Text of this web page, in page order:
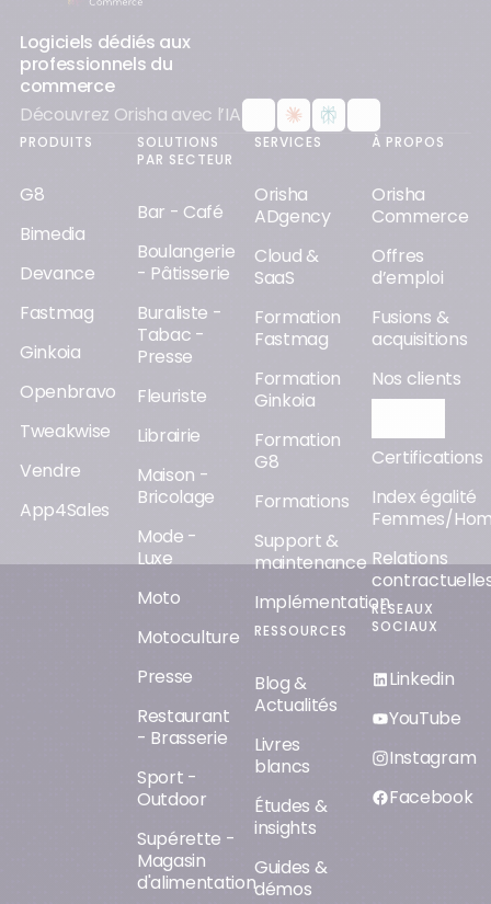
Logiciels dédiés aux
professionnels du
commerce
Découvrez Orisha avec l’IA
PRODUITS
G8
Bimedia
Devance
Fastmag
Ginkoia
Openbravo
Tweakwise
Vendre
App4Sales
SOLUTIONS
PAR SECTEUR
Bar - Café
Boulangerie
- Pâtisserie
Buraliste -
Tabac -
Presse
Fleuriste
Librairie
Maison -
Bricolage
Mode -
Luxe
Moto
Motoculture
Presse
Restaurant
- Brasserie
Sport -
Outdoor
Supérette -
Magasin
d'alimentation
SERVICES
Orisha
ADgency
Cloud &
SaaS
Formation
Fastmag
Formation
Ginkoia
Formation
G8
Formations
Support &
maintenance
Implémentation
RESSOURCES
Blog &
Actualités
Livres
blancs
Études &
insights
Guides &
démos
À PROPOS
Orisha
Commerce
Offres
d’emploi
Fusions &
acquisitions
Nos clients
Certifications
Index égalité
Femmes/
Relations
RÉSEAUX
SOCIAUX
Linkedin
YouTube
Instagram
Facebook